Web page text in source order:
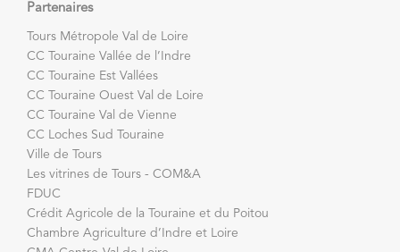
Partenaires
Tours Métropole Val de Loire
CC Touraine Vallée de l’Indre
CC Touraine Est Vallées
CC Touraine Ouest Val de Loire
CC Touraine Val de Vienne
CC Loches Sud Touraine
Ville de Tours
Les vitrines de Tours - COM&A
FDUC
Crédit Agricole de la Touraine et du Poitou
Chambre Agriculture d’Indre et Loire